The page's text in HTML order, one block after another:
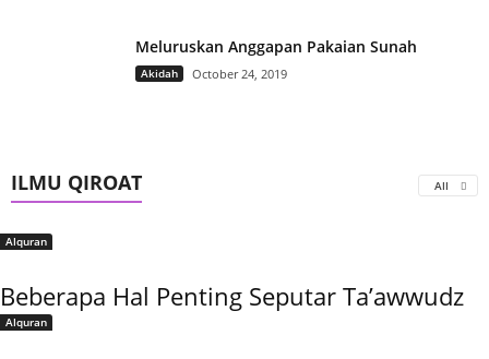
Meluruskan Anggapan Pakaian Sunah
Akidah October 24, 2019
ILMU QIROAT All
Alquran
Beberapa Hal Penting Seputar Ta’awwudz
Alquran